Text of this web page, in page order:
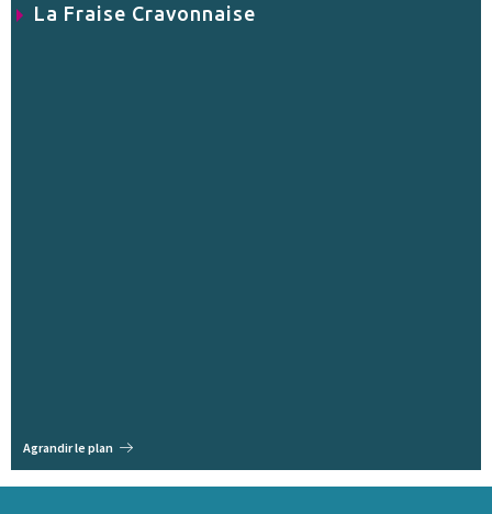
La Fraise Cravonnaise
Agrandir le plan